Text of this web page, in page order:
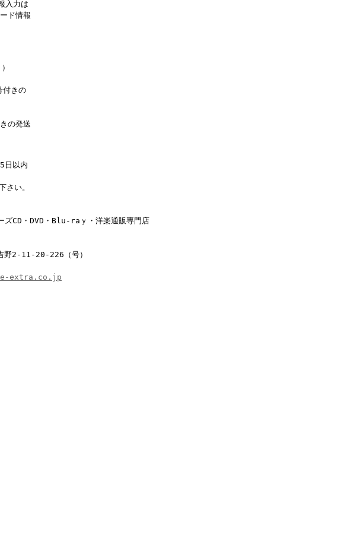
入力は
ド情報
きの
の発送
日以内
さい。
CD・DVD・Blu-raｙ・洋楽通販専門店
野2-11-20-226（号）
extra.co.jp